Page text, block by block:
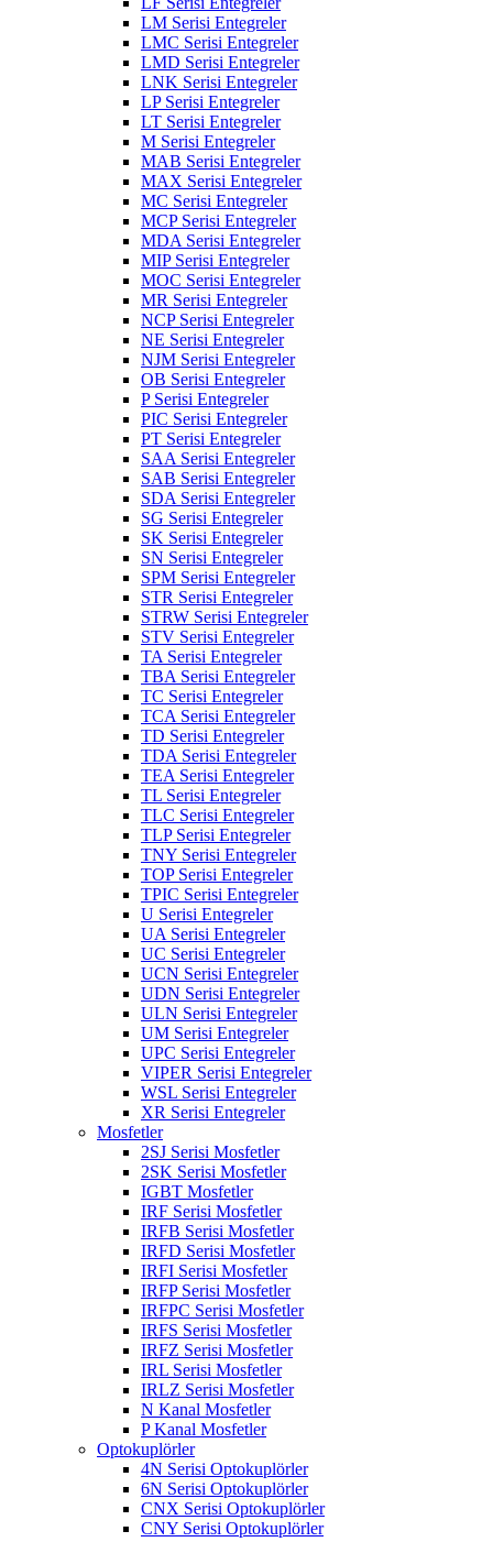
LM Serisi Entegreler
LMC Serisi Entegreler
LMD Serisi Entegreler
LNK Serisi Entegreler
LP Serisi Entegreler
LT Serisi Entegreler
M Serisi Entegreler
MAB Serisi Entegreler
MAX Serisi Entegreler
MC Serisi Entegreler
MCP Serisi Entegreler
MDA Serisi Entegreler
MIP Serisi Entegreler
MOC Serisi Entegreler
MR Serisi Entegreler
NCP Serisi Entegreler
NE Serisi Entegreler
NJM Serisi Entegreler
OB Serisi Entegreler
P Serisi Entegreler
PIC Serisi Entegreler
PT Serisi Entegreler
SAA Serisi Entegreler
SAB Serisi Entegreler
SDA Serisi Entegreler
SG Serisi Entegreler
SK Serisi Entegreler
SN Serisi Entegreler
SPM Serisi Entegreler
STR Serisi Entegreler
STRW Serisi Entegreler
STV Serisi Entegreler
TA Serisi Entegreler
TBA Serisi Entegreler
TC Serisi Entegreler
TCA Serisi Entegreler
TD Serisi Entegreler
TDA Serisi Entegreler
TEA Serisi Entegreler
TL Serisi Entegreler
TLC Serisi Entegreler
TLP Serisi Entegreler
TNY Serisi Entegreler
TOP Serisi Entegreler
TPIC Serisi Entegreler
U Serisi Entegreler
UA Serisi Entegreler
UC Serisi Entegreler
UCN Serisi Entegreler
UDN Serisi Entegreler
ULN Serisi Entegreler
UM Serisi Entegreler
UPC Serisi Entegreler
VIPER Serisi Entegreler
WSL Serisi Entegreler
XR Serisi Entegreler
Mosfetler
2SJ Serisi Mosfetler
2SK Serisi Mosfetler
IGBT Mosfetler
IRF Serisi Mosfetler
IRFB Serisi Mosfetler
IRFD Serisi Mosfetler
IRFI Serisi Mosfetler
IRFP Serisi Mosfetler
IRFPC Serisi Mosfetler
IRFS Serisi Mosfetler
IRFZ Serisi Mosfetler
IRL Serisi Mosfetler
IRLZ Serisi Mosfetler
N Kanal Mosfetler
P Kanal Mosfetler
Optokuplörler
4N Serisi Optokuplörler
6N Serisi Optokuplörler
CNX Serisi Optokuplörler
CNY Serisi Optokuplörler